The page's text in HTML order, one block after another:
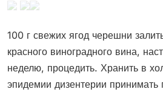
100 г свежих ягод черешни
красного виноградного вина,
неделю, процедить. Хранить в
эпидемии дизентерии